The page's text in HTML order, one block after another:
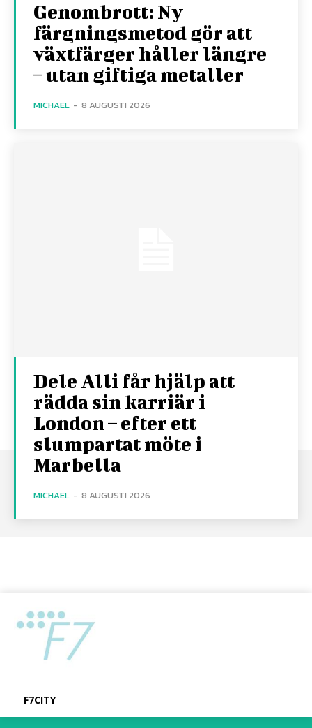
Genombrott: Ny
färgningsmetod gör att
växtfärger håller längre
– utan giftiga metaller
MICHAEL - 8 AUGUSTI 2026
Dele Alli får hjälp att
rädda sin karriär i
London – efter ett
slumpartat möte i
Marbella
MICHAEL - 8 AUGUSTI 2026
F7CITY